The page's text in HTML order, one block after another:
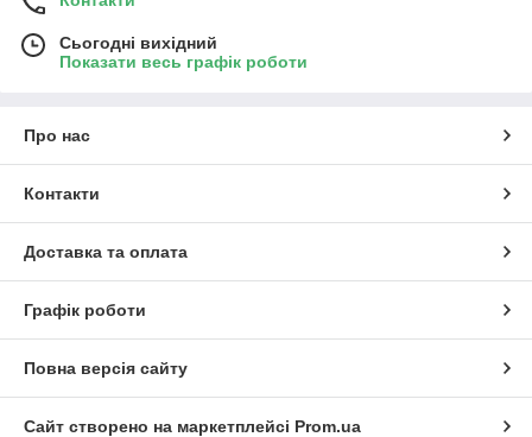
Сьогодні вихідний
Показати весь графік роботи
Про нас
Контакти
Доставка та оплата
Графік роботи
Повна версія сайту
Сайт створено на маркетплейсі Prom.ua